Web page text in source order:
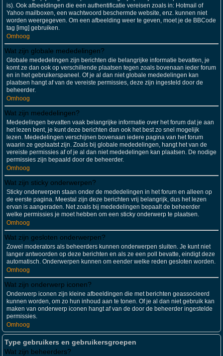
is). Ook afbeeldingen die een authentificatie vereisen zoals in: Hotmail of
Yahoo mailboxen, een wachtwoord beschermde website, enz. kunnen niet
worden weergegeven. Om een afbeelding weer te geven, moet je de BBCode
tag [img] gebruiken.
Omhoog
Wat zijn globale mededelingen?
Globale mededelingen zijn berichten die belangrijke informatie bevatten, je
komt ze dan ook op verschillende plaatsen tegen zoals bovenaan ieder forum
en in het gebruikerspaneel. Of je al dan niet globale mededelingen kan
plaatsen hangt af van de vereiste permissies, deze zijn ingesteld door de
beheerder.
Omhoog
Wat zijn mededelingen?
Mededelingen bevatten vaak belangrijke informatie over het forum dat je aan
het lezen bent, je kunt deze berichten dan ook het best zo snel mogelijk
lezen. Mededelingen verschijnen bovenaan iedere pagina van het forum
waarin ze geplaatst zijn. Zoals bij globale mededelingen, hangt het van de
vereiste permissies af of je al dan niet mededelingen kan plaatsen. De nodige
permissies zijn bepaald door de beheerder.
Omhoog
Wat zijn sticky onderwerpen?
Sticky onderwerpen staan onder de mededelingen in het forum en alleen op
de eerste pagina. Meestal zijn deze berichten vrij belangrijk, dus het lezen
ervan is aangeraden. Net zoals bij mededelingen bepaalt de beheerder
welke permissies je moet hebben om een sticky onderwerp te plaatsen.
Omhoog
Wat zijn gesloten onderwerpen?
Zowel moderators als beheerders kunnen onderwerpen sluiten. Je kunt niet
langer antwoorden op deze berichten en als ze een poll bevatte, eindigt deze
automatisch. Onderwerpen kunnen om eender welke reden gesloten worden.
Omhoog
Wat zijn onderwerp iconen?
Onderwerp iconen zijn kleine afbeeldingen die met berichten geassocieerd
kunnen worden, om zo hun inhoud aan te tonen. Of je al dan niet gebruik kan
maken van onderwerp iconen hangt af van de door de beheerder ingestelde
permissies.
Omhoog
Type gebruikers en gebruikersgroepen
Wat zijn beheerders?